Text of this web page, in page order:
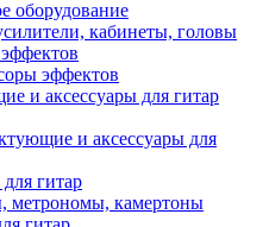
оборудование
кабинеты, головы
эффектов
и аксессуары для гитар
и аксессуары для
гитар
метрономы, камертоны